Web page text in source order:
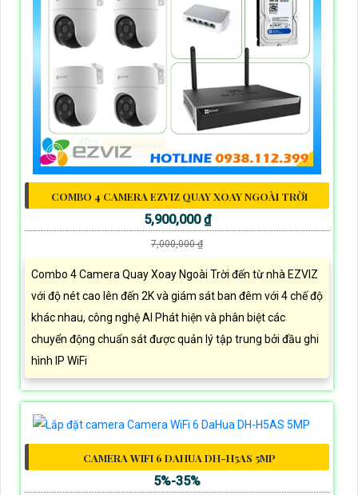
COMBO 4 CAMERA EZVIZ QUAY XOAY NGOÀI TRỜI
5,900,000 ₫
7,000,000 ₫
Combo 4 Camera Quay Xoay Ngoài Trời đến từ nhà EZVIZ
với độ nét cao lên đến 2K và giám sát ban đêm với 4 chế độ
khác nhau, công nghệ AI Phát hiện và phân biệt các
chuyển động chuẩn sát được quản lý tập trung bởi đầu ghi
hình IP WiFi
CAMERA WIFI 6 DAHUA DH-H5AS 5MP
5%-35%